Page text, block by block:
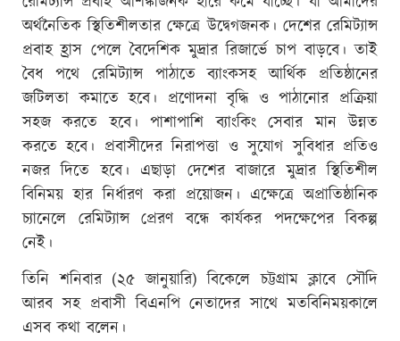
অর্থনৈতিক স্থিতিশীলতার ক্ষেত্রে উদ্বেগজনক। দেশের রেমিট্যান্স
প্রবাহ হ্রাস পেলে বৈদেশিক মুদ্রার রিজার্ভে চাপ বাড়বে। তাই
বৈধ পথে রেমিট্যান্স পাঠাতে ব্যাংকসহ আর্থিক প্রতিষ্ঠানের
জটিলতা কমাতে হবে। প্রণোদনা বৃদ্ধি ও পাঠানোর প্রক্রিয়া
সহজ করতে হবে। পাশাপাশি ব্যাংকিং সেবার মান উন্নত
করতে হবে। প্রবাসীদের নিরাপত্তা ও সুযোগ সুবিধার প্রতিও
নজর দিতে হবে। এছাড়া দেশের বাজারে মুদ্রার স্থিতিশীল
বিনিময় হার নির্ধারণ করা প্রয়োজন। এক্ষেত্রে অপ্রাতিষ্ঠানিক
চ্যানেলে রেমিট্যান্স প্রেরণ বন্ধে কার্যকর পদক্ষেপের বিকল্প
নেই।
তিনি শনিবার (২৫ জানুয়ারি) বিকেলে চট্টগ্রাম ক্লাবে সৌদি
আরব সহ প্রবাসী বিএনপি নেতাদের সাথে মতবিনিময়কালে
এসব কথা বলেন।